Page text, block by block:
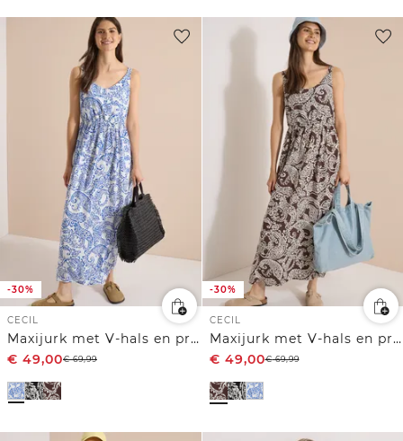
-30%
CECIL
Maxijurk met V-hals en print
€ 49,00€69,99
-30%
CECIL
Maxijurk met V-hals en print
€ 49,00€69,99